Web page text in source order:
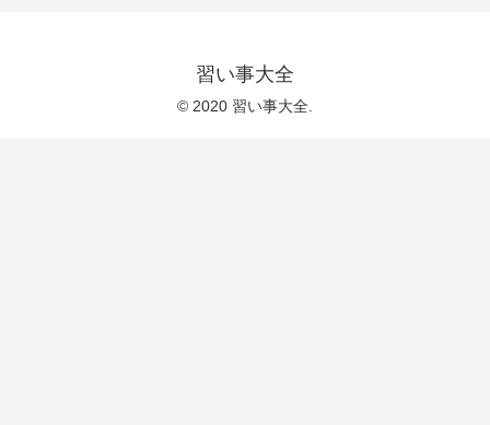
習い事大全
© 2020 習い事大全.